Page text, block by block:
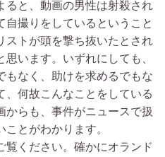
と、動画の男性は射殺され
自撮りをしているということ
ストが頭を撃ち抜いたとされ
います。いずれにしても、
もなく、助けを求めるでもな
、何故こんなことをしている
からも、事件がニュースで扱
とがわかります。
ください。確かにオランド